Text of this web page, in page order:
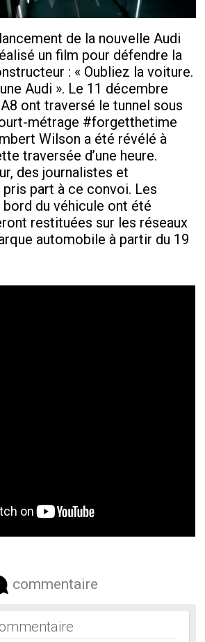
de la nouvelle Audi
un film pour défendre la
: « Oubliez la voiture.
Audi ». Le 11 décembre
ont traversé le tunnel sous
métrage #forgetthetime
Wilson a été révélé à
traversée d’une heure.
des journalistes et
part à ce convoi. Les
du véhicule ont été
restituées sur les réseaux
automobile à partir du 19
commentaire